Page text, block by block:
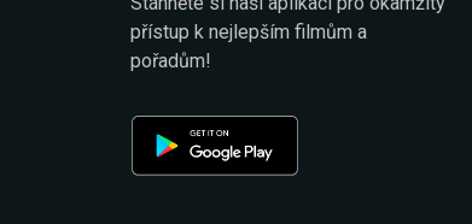
přístup k nejlepším filmům a
pořadům!